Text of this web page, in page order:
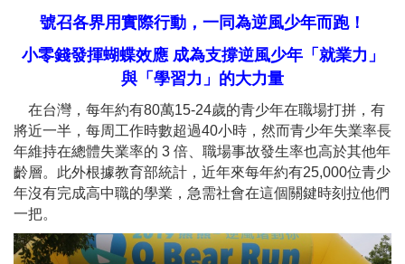
號召各界用實際行動，一同為逆風少年而跑！
小零錢發揮蝴蝶效應 成為支撐逆風少年「就業力」
與「學習力」的大力量
在台灣，每年約有80萬15-24歲的青少年在職場打拼，有
將近一半，每周工作時數超過40小時，然而青少年失業率長
年維持在總體失業率的 3 倍、職場事故發生率也高於其他年
齡層。此外根據教育部統計，近年來每年約有25,000位青少
年沒有完成高中職的學業，急需社會在這個關鍵時刻拉他們
一把。